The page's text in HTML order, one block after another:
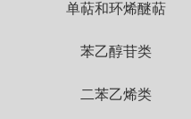
单萜和环烯醚萜
苯乙醇苷类
二苯乙烯类